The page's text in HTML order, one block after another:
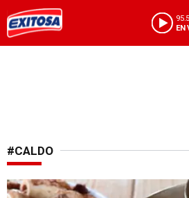
EN
#CALDO
Salud y bienestar